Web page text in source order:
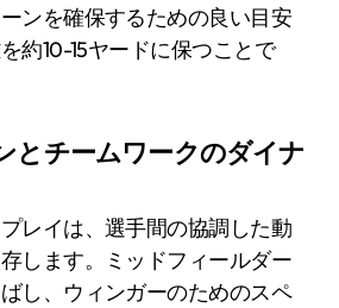
ンを確保するための良い目安
約10-15ヤードに保つことで
とチームワークのダイナ
レイは、選手間の協調した動
します。ミッドフィールダー
し、ウィンガーのためのスペ